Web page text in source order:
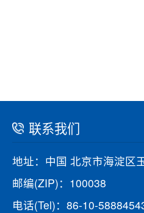
联系我们
地址：中国 北京市海淀区
邮编(ZIP)：100038
电话(Tel)：86-10-